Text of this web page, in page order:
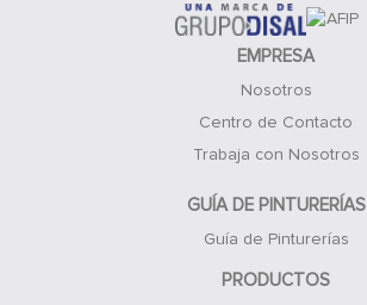
EMPRESA
Nosotros
Centro de Contacto
Trabaja con Nosotros
GUÍA DE PINTURERÍAS
Guía de Pinturerías
PRODUCTOS